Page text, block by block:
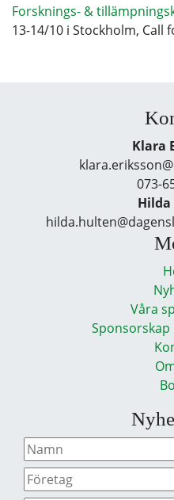
Forsknings- &
13-14/10 i Stockholm, Call
Klara
073-
Våra